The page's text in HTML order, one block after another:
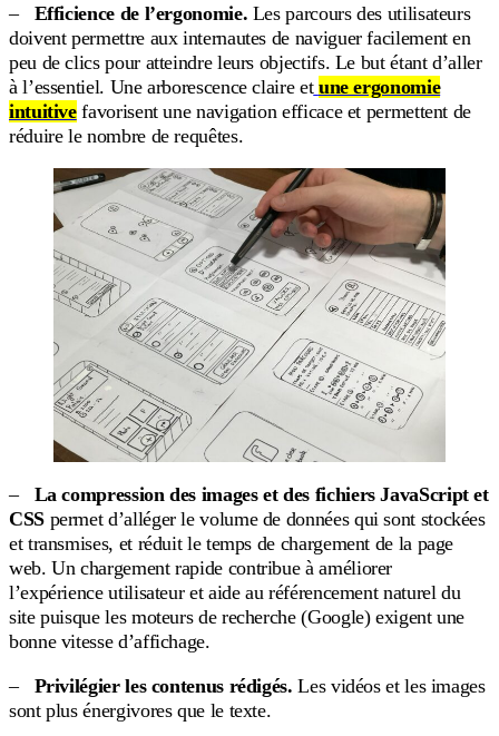
– Efficience de l’ergonomie. Les parcours des utilisateurs
doivent permettre aux internautes de naviguer facilement en
peu de clics pour atteindre leurs objectifs. Le but étant d’aller
à l’essentiel. Une arborescence claire et une ergonomie
intuitivefavorisent une navigation efficace et permettent de
réduire le nombre de requêtes.
– La compression des images et des fichiers JavaScript et
CSS permet d’alléger le volume de données qui sont stockées
et transmises, et réduit le temps de chargement de la page
web. Un chargement rapide contribue à améliorer
l’expérience utilisateur et aide au référencement naturel du
site puisque les moteurs de recherche (Google) exigent une
bonne vitesse d’affichage.
– Privilégier les contenus rédigés.Les vidéos et les images
sont plus énergivores que le texte.